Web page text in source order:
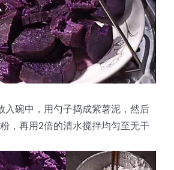
入碗中，用勺子捣成紫薯泥，然后
，再用2倍的清水搅拌均匀至无干